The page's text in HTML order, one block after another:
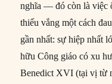
nghĩa — đó còn là việc
thiếu vắng một cách
gần nhất: sự hiệp nhất
hữu Công giáo có xu
Benedict XVI (tại vị từ